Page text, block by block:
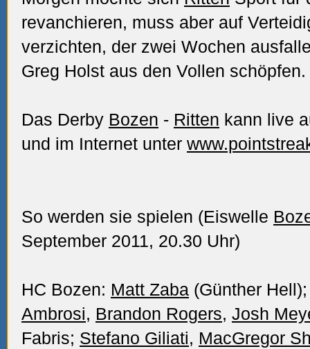
revanchieren, muss aber auf
verzichten, der zwei Wochen
Greg Holst aus den Vollen schöpfen.
Das Derby Bozen - Ritten kann live
und im Internet unter
So werden sie spielen (Eiswelle
September 2011, 20.30 Uhr)
HC Bozen: Matt Zaba (Günther
Ambrosi, Brandon Rogers, Josh
Fabris; Stefano Giliati, MacGregor